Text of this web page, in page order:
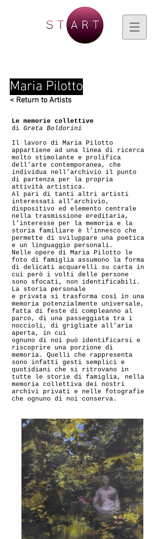
Maria Pilotto
< Return to Artists
Le memorie collettive
di Greta Boldorini
Il lavoro di Maria Pilotto
appartiene ad una linea di ricerca
molto stimolante e prolifica
dell’arte contemporanea, che
individua nell’archivio il punto
di partenza per la propria
attività artistica.
Al pari di tanti altri artisti
interessati all’archivio,
dispositivo ed elemento centrale
nella trasmissione ereditaria,
l’interesse per la memoria e la
storia familiare è l’innesco che
permette di sviluppare una poetica
e un linguaggio personali.
Nelle opere di Maria Pilotto le
foto di famiglia assumono la forma
di delicati acquarelli su carta in
cui però i volti delle persone
sono sfocati, non identificabili.
La storia personale
e privata si trasforma così in una
memoria potenzialmente universale,
fatta di feste di compleanno al
parco, di una passeggiata tra i
noccioli, di grigliate all’aria
aperta, in cui
ognuno di noi può identificarsi e
riscoprire una porzione di
memoria. Quelli che rappresenta
sono infatti gesti semplici e
quotidiani che si ritrovano in
tutte le storie di famiglia, nella
memoria collettiva dei nostri
archivi privati e nelle fotografie
che ognuno di noi conserva.